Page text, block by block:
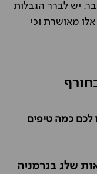
יש לברר הגבלות
מאושרת וכי
לכם כמה טיפים
שלג בגרמניה